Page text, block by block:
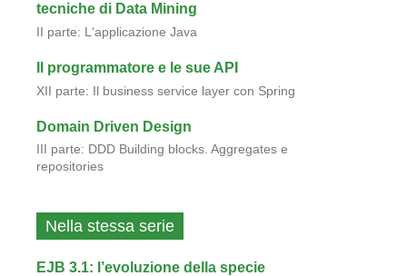
tecniche di Data Mining
II parte: L‘applicazione Java
Il programmatore e le sue API
XII parte: Il business service layer con Spring
Domain Driven Design
III parte: DDD Building blocks. Aggregates e
repositories
Nella stessa serie
EJB 3.1: l’evoluzione della specie